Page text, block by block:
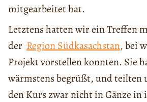
mitgearbeitet hat.
Letztens hatten wir ein Treffen
der Region Südkasachstan, bei
Projekt vorstellen konnten. Sie
wärmstens begrüßt, und teilten
den Kurs zwar nicht in Gänze in